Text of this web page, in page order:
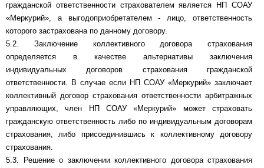
гражданской ответственности страхователем является НП СОАУ
«Меркурий», а выгодоприобретателем - лицо, ответственность
которого застрахована по данному договору.
5.2. Заключение коллективного договора страхования
определяется в качестве альтернативы заключения
индивидуальных договоров страхования гражданской
ответственности. В случае если НП СОАУ «Меркурий» заключает
коллективный договор страхования ответственности арбитражных
управляющих, член НП СОАУ «Меркурий» может страховать
гражданскую ответственность либо по индивидуальным договорам
страхования, либо присоединившись к коллективному договору
страхования.
5.3. Решение о заключении коллективного договора страхования